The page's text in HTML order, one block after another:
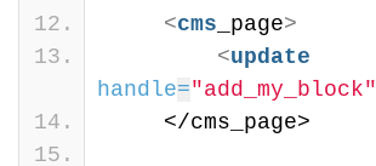
<cms _page>
<update
handle="add_my_block"
    </cms_page>